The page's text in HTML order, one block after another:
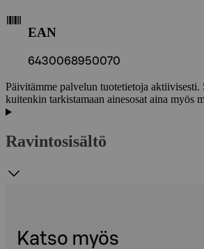
EAN
6430068950070
Päivitämme palvelun tuotetietoja aktiivisesti.
kuitenkin tarkistamaan ainesosat aina myös
Ravintosisältö
Katso myös